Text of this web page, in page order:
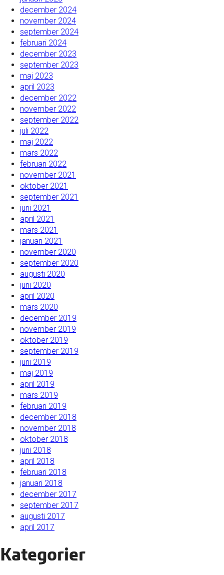
december 2024
november 2024
september 2024
februari 2024
december 2023
september 2023
maj 2023
april 2023
december 2022
november 2022
september 2022
juli 2022
maj 2022
mars 2022
februari 2022
november 2021
oktober 2021
september 2021
juni 2021
april 2021
mars 2021
januari 2021
november 2020
september 2020
augusti 2020
juni 2020
april 2020
mars 2020
december 2019
november 2019
oktober 2019
september 2019
juni 2019
maj 2019
april 2019
mars 2019
februari 2019
december 2018
november 2018
oktober 2018
juni 2018
april 2018
februari 2018
januari 2018
december 2017
september 2017
augusti 2017
april 2017
Kategorier